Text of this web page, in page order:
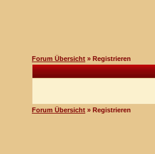
Forum Übersicht » Registrieren
Forum Übersicht » Registrieren